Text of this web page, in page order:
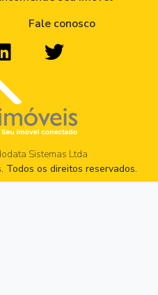
Fale conosco
Sistemas Ltda
Todos os direitos reservados.